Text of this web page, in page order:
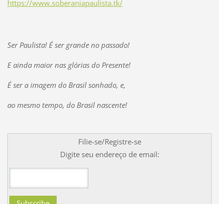
https://www.soberaniapaulista.tk/
Ser Paulista! É ser grande no passado!
E ainda maior nas glórias do Presente!
É ser a imagem do Brasil sonhado, e,
ao mesmo tempo, do Brasil nascente!
Filie-se/Registre-se
Digite seu endereço de email: